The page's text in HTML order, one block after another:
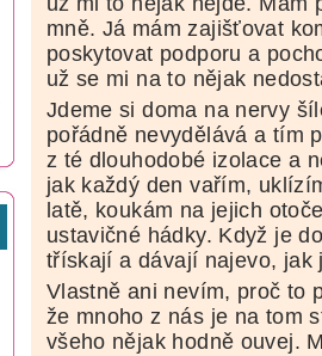
mně. Já mám zajišťovat
poskytovat podporu a
už se mi na to nějak
Jdeme si doma na nervy
pořádně nevydělává a tím
z té dlouhodobé izolace a
jak každý den vařím,
latě, koukám na jejich
ustavičné hádky. Když je
třískají a dávají najevo, jak
Vlastně ani nevím, proč to
že mnoho z nás je na tom
všeho nějak hodně ouvej.